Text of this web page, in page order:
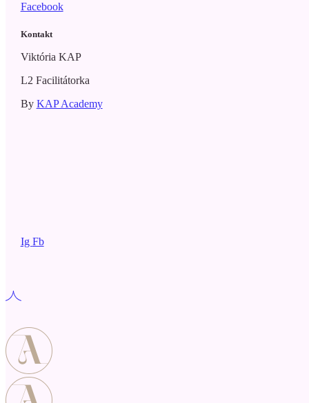
Facebook
Kontakt
Viktória KAP
L2 Facilitátorka
By KAP Academy
Ig Fb